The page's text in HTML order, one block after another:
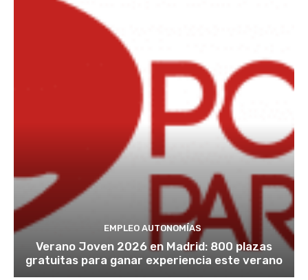
EMPLEO AUTONOMÍAS
Verano Joven 2026 en Madrid: 800 plazas
gratuitas para ganar experiencia este verano